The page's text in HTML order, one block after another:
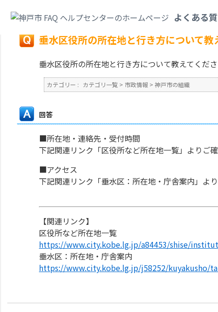
よくある
戻る
垂水区役所の所在地と行き方について教
垂水区役所の所在地と行き方について教えてくだ
カテゴリー : カテゴリ一覧 > 市政情報 > 神戸市の組織
回答
■所在地・連絡先・受付時間
下記関連リンク「区役所など所在地一覧」よりご
■アクセス
下記関連リンク「垂水区：所在地・庁舎案内」よ
【関連リンク】
区役所など所在地一覧
https://www.city.kobe.lg.jp/a84453/shise/
垂水区：所在地・庁舎案内
https://www.city.kobe.lg.jp/j58252/kuyakusho/